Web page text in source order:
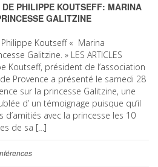
PHILIPPE KOUTSEFF: MARINA
GALITZINE
Koutseff « Marina
Galitzine. » LES ARTICLES
Koutseff, président de l’association
Provence a présenté le samedi 28
sur la princesse Galitzine, une
d’ un témoignage puisque qu’il
d’amitiés avec la princesse les 10
de sa […]